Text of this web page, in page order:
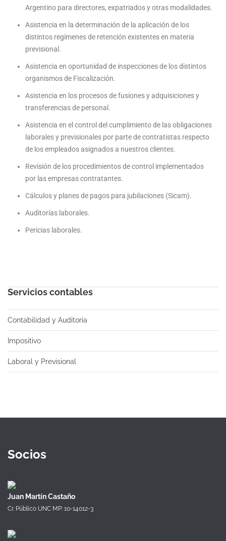
Argentino para directores, expatriados y otras modalidades.
Asistencia en la determinación de la aplicación de los
distintos regímenes de retención existentes en materia
previsional.
Asistencia en oportunidad de inspecciones de los distintos
organismos de Fiscalización.
Asistencia en los procesos de fusiones y adquisiciones y
transferencias de personal.
Asistencia en el control del cumplimiento de las obligaciones
laborales y previsionales por parte de contratistas respecto
de los empleados asignados a nuestros clientes.
Revisión de los procedimientos de control implementados
por las empresas contratantes.
Cálculos y planes de pagos para jubilaciones (Sicam).
Auditorías laborales.
Pericias laborales.
Servicios contables
Contabilidad y Auditoria
Impositivo
Laboral y Previsional
Socios
Juan Martín Castaño
Cr. Público UNC MP: 10-14012-3